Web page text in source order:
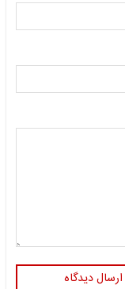
ارسال دیدگاه